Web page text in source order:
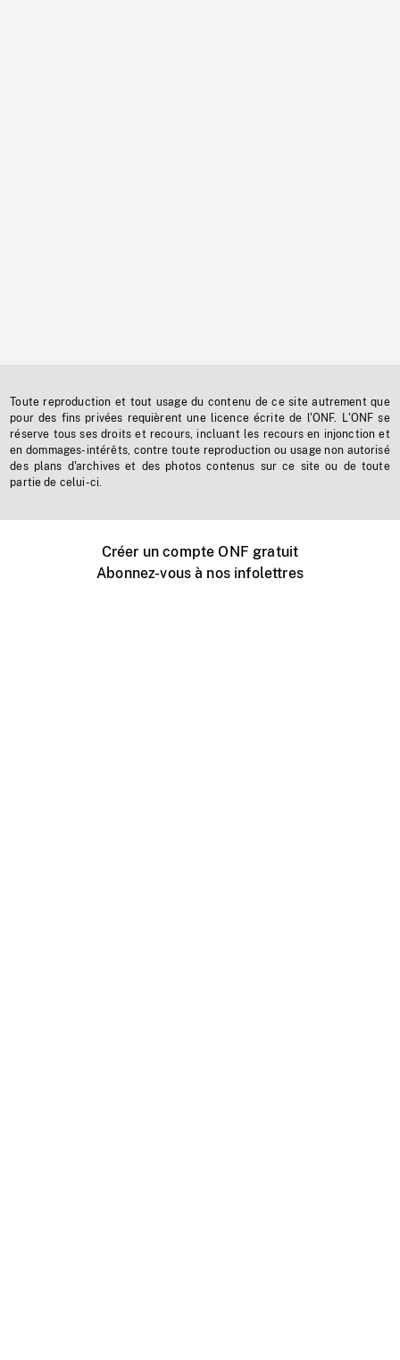
Toute reproduction et tout usage du contenu de ce site autrement que
pour des fins privées requièrent une licence écrite de l'ONF. L'ONF se
réserve tous ses droits et recours, incluant les recours en injonction et
en dommages-intérêts, contre toute reproduction ou usage non autorisé
des plans d'archives et des photos contenus sur ce site ou de toute
partie de celui-ci.
Créer un compte ONF gratuit
Abonnez-vous à nos infolettres